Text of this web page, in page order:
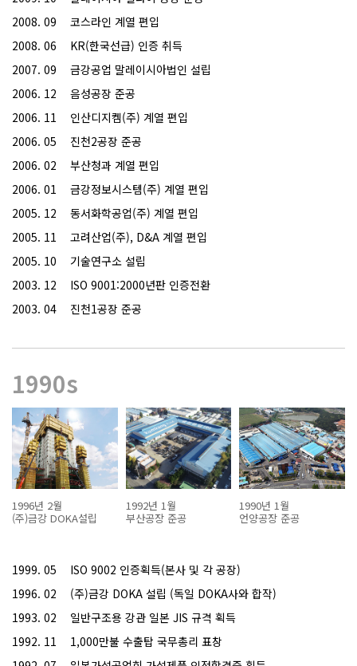
2008. 09
코스라인 계열 편입
2008. 06
KR(한국선급) 인증 취득
2007. 09
금강공업 말레이시아법인 설립
2006. 12
음성공장 준공
2006. 11
인산디지켐(주) 계열 편입
2006. 05
진천2공장 준공
2006. 02
부산청과 계열 편입
2006. 01
금강정보시스템(주) 계열 편입
2005. 12
동서화학공업(주) 계열 편입
2005. 11
고려산업(주), D&A 계열 편입
2005. 10
기술연구소 설립
2003. 12
ISO 9001:2000년판 인증전환
2003. 04
진천1공장 준공
1990s
1996년 2월
(주)금강 DOKA설립
1992년 1월
부산공장 준공
1990년 1월
언양공장 준공
1999. 05
ISO 9002 인증획득(본사 및 각 공장)
1996. 02
(주)금강 DOKA 설립 (독일 DOKA사와 합작)
1993. 02
일반구조용 강관 일본 JIS 규격 획득
1992. 11
1,000만불 수출탑 국무총리 표창